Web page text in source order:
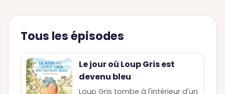
Tous les épisodes
Le jour où Loup Gris est
devenu bleu
Loup Gris tombe à l'intérieur d'un